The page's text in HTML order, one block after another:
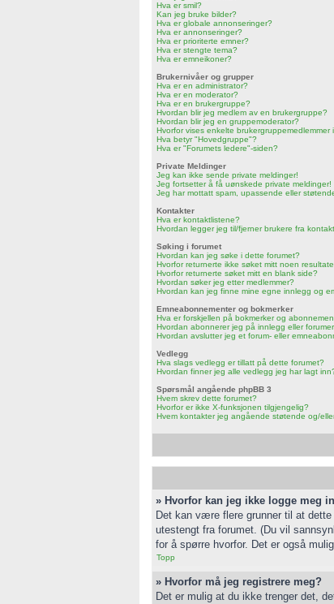
Hva er smil?
Kan jeg bruke bilder?
Hva er globale annonseringer?
Hva er annonseringer?
Hva er prioriterte emner?
Hva er stengte tema?
Hva er emneikoner?
Brukernivåer og grupper
Hva er en administrator?
Hva er en moderator?
Hva er en brukergruppe?
Hvordan blir jeg medlem av en brukergruppe?
Hvordan blir jeg en gruppemoderator?
Hvorfor vises enkelte brukergruppemedlemmer
Hva betyr "Hovedgruppe"?
Hva er "Forumets ledere"-siden?
Private Meldinger
Jeg kan ikke sende private meldinger!
Jeg fortsetter å få uønskede private meldinger!
Jeg har mottatt spam, upassende eller
Kontakter
Hva er kontaktlistene?
Hvordan legger jeg til/fjerner brukere fra
Søking i forumet
Hvordan kan jeg søke i dette forumet?
Hvorfor returnerte ikke søket mitt noen
Hvorfor returnerte søket mitt en blank side?
Hvordan søker jeg etter medlemmer?
Hvordan kan jeg finne mine egne innlegg og
Emneabonnementer og bokmerker
Hva er forskjellen på bokmerker og
Hvordan abonnerer jeg på innlegg eller
Hvordan avslutter jeg et forum- eller
Vedlegg
Hva slags vedlegg er tillatt på dette forumet?
Hvordan finner jeg alle vedlegg jeg har lagt
Spørsmål angående phpBB 3
Hvem skrev dette forumet?
Hvorfor er ikke X-funksjonen tilgjengelig?
Hvem kontakter jeg angående støtende og/
» Hvorfor kan jeg ikke logge meg
Det kan være flere grunner til at
utestengt fra forumet. (Du vil
for å spørre hvorfor. Det er også
Topp
» Hvorfor må jeg registrere meg?
Det er mulig at du ikke trenger det,